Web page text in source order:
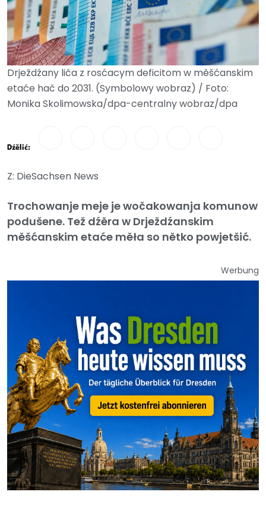
Drježdźany liča z rosćacym deficitom w měšćanskim
etaće hač do 2031. (Symbolowy wobraz) / Foto:
Monika Skolimowska/dpa-centralny wobraz/dpa
Dźělić:
Z: DieSachsen News
Trochowanje meje je wočakowanja komunow
podušene. Tež dźěra w Drježdźanskim
měšćanskim etaće měła so nětko powjetšić.
Werbung